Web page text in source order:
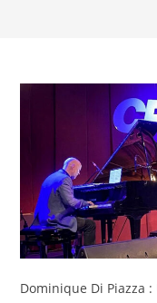
Dominique Di Piazza